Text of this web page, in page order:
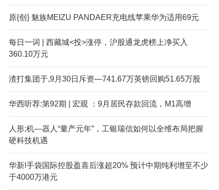
原{创} 魅族MEIZU PANDAER充电线苹果华为适用69元
每日一词 | 西藏城<投>涨停，沪股通龙虎榜上净买入
360.10万元
渣打集团于,9月30日斥资—741.67万英镑回购51.65万股
华西听荐:第92期 | 宏观 ：9月居民存款回流，M1高增
人形;机—器人“量产元年”，工银瑞信如何以全维布局把握
硬科技机遇
华新!手袋国际控股盈喜后涨超20% 预计中期纯利增至不少
于4000万港元